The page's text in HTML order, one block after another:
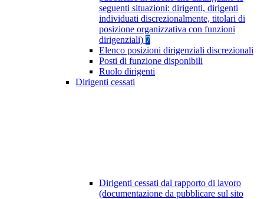
seguenti situazioni: dirigenti, dirigenti
individuati discrezionalmente, titolari di
posizione organizzativa con funzioni
dirigenziali) 7
Elenco posizioni dirigenziali discrezionali
Posti di funzione disponibili
Ruolo dirigenti
Dirigenti cessati
Dirigenti cessati dal rapporto di lavoro
(documentazione da pubblicare sul sito